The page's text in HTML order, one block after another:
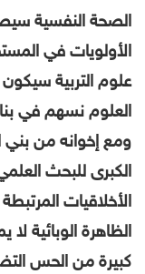
الصحة النفسية
الأولويات في
علوم التربية
العلوم نسهم في
ومع إخوانه من
الكبرى للبحث
الأخلاقيات
الظاهرة الوبائية
كبيرة من الحس